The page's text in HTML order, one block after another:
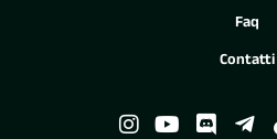
Faq
Contatti